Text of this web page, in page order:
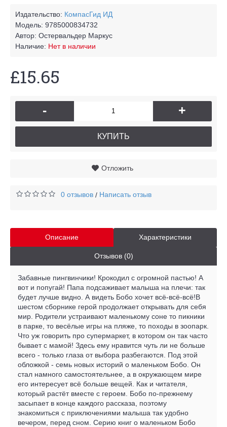
Издательство: КомпасГид ИД
Модель: 9785000834732
Автор: Остервальдер Маркус
Наличие: Нет в наличии
£15.65
- +
КУПИТЬ
Отложить
0 отзывов / Написать отзыв
Описание Характеристики
Отзывов (0)
Забавные пингвинчики! Крокодил с огромной пастью! А
вот и попугай! Папа подсаживает малыша на плечи: так
будет лучше видно. А видеть Бобо хочет всё-всё-всё!В
шестом сборнике герой продолжает открывать для себя
мир. Родители устраивают маленькому соне то пикники
в парке, то весёлые игры на пляже, то походы в зоопарк.
Что уж говорить про супермаркет, в котором он так часто
бывает с мамой! Здесь ему нравится чуть ли не больше
всего - только глаза от выбора разбегаются. Под этой
обложкой - семь новых историй о маленьком Бобо. Он
стал намного самостоятельнее, а в окружающем мире
его интересует всё больше вещей. Как и читателя,
который растёт вместе с героем. Бобо по-прежнему
засыпает в конце каждого рассказа, поэтому
знакомиться с приключениями малыша так удобно
вечером, перед сном. Серию книг о маленьком Бобо